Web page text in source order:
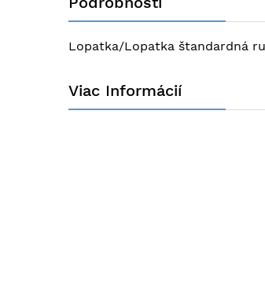
obrázkov
Lopatka/Lopatka štandardná
Viac Informácií